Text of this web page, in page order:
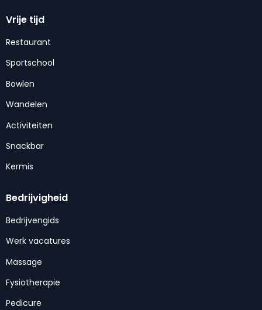
Vrije tijd
Restaurant
Sportschool
Bowlen
Wandelen
Activiteiten
Snackbar
Kermis
Bedrijvigheid
Bedrijvengids
Werk vacatures
Massage
Fysiotherapie
Pedicure